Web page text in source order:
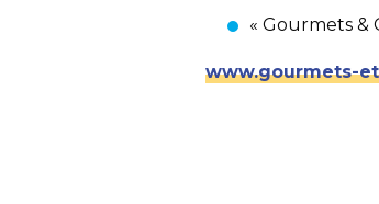
« Gourmets &
www.gourmets-